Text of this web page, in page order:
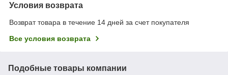
Условия возврата
Возврат товара в течение 14 дней за счет покупателя
Все условия возврата
Подобные товары компании